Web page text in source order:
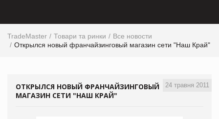
TradeMaster Товари та ринки
Все новости
Открылся новый франчайзинговый магазин сети "Наш Край"
24 травня 2011
ОТКРЫЛСЯ НОВЫЙ ФРАНЧАЙЗИНГОВЫЙ
МАГАЗИН СЕТИ "НАШ КРАЙ"